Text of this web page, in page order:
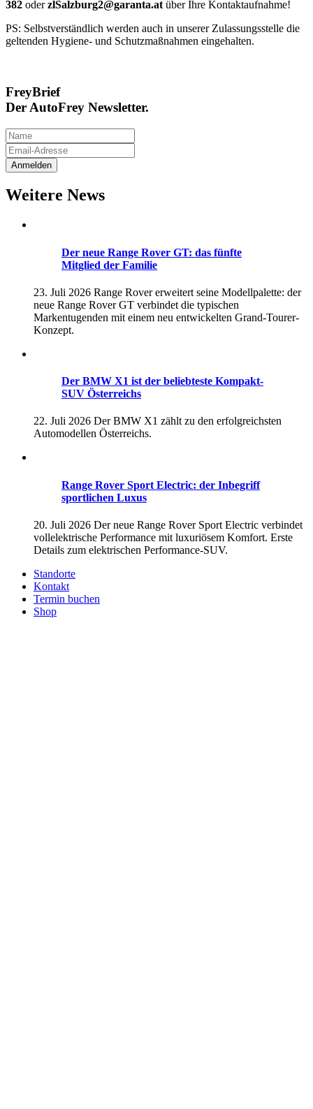
382 oderzlSalzburg2@garanta.at über Ihre Kontaktaufnahme!
PS: Selbstverständlich werden auch in unserer Zulassungsstelle die
geltenden Hygiene- und Schutzmaßnahmen eingehalten.
FreyBrief
Der AutoFrey Newsletter.
Weitere News
Der neue Range Rover GT: das fünfte
Mitglied der Familie
23. Juli 2026 Range Rover erweitert seine Modellpalette: der
neue Range Rover GT verbindet die typischen
Markentugenden mit einem neu entwickelten Grand-Tourer-
Konzept.
Der BMW X1 ist der beliebteste Kompakt-
SUV Österreichs
22. Juli 2026 Der BMW X1 zählt zu den erfolgreichsten
Automodellen Österreichs.
Range Rover Sport Electric: der Inbegriff
sportlichen Luxus
20. Juli 2026 Der neue Range Rover Sport Electric verbindet
vollelektrische Performance mit luxuriösem Komfort. Erste
Details zum elektrischen Performance-SUV.
Standorte
Kontakt
Termin buchen
Shop